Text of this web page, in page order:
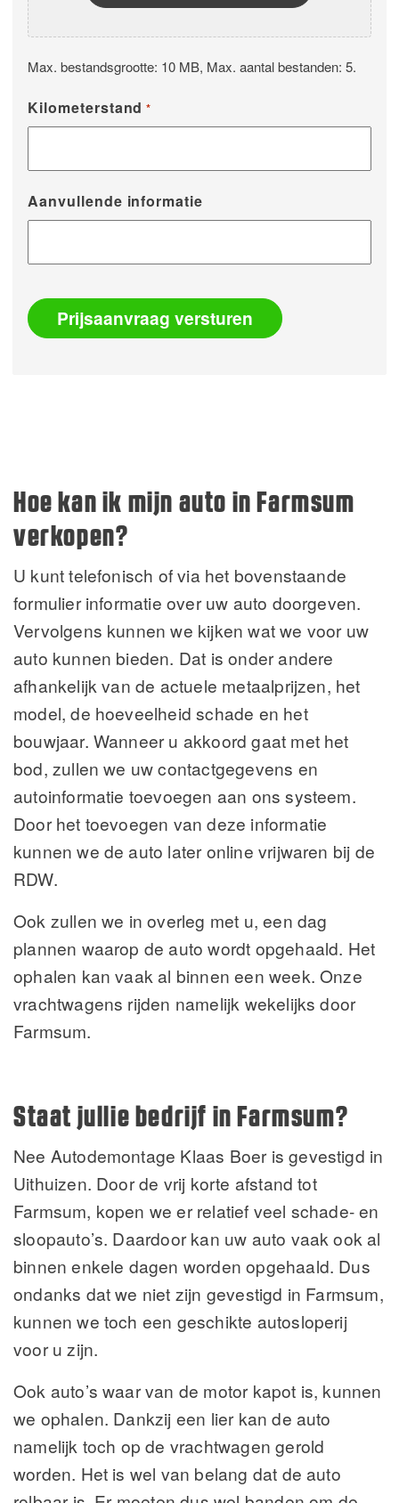
Max. bestandsgrootte: 10 MB, Max. aantal bestanden: 5.
Kilometerstand *
Aanvullende informatie
Prijsaanvraag versturen
Hoe kan ik mijn auto in Farmsum
verkopen?
U kunt telefonisch of via het bovenstaande
formulier informatie over uw auto doorgeven.
Vervolgens kunnen we kijken wat we voor uw
auto kunnen bieden. Dat is onder andere
afhankelijk van de actuele metaalprijzen, het
model, de hoeveelheid schade en het
bouwjaar. Wanneer u akkoord gaat met het
bod, zullen we uw contactgegevens en
autoinformatie toevoegen aan ons systeem.
Door het toevoegen van deze informatie
kunnen we de auto later online vrijwaren bij de
RDW.
Ook zullen we in overleg met u, een dag
plannen waarop de auto wordt opgehaald. Het
ophalen kan vaak al binnen een week. Onze
vrachtwagens rijden namelijk wekelijks door
Farmsum.
Staat jullie bedrijf in Farmsum?
Nee Autodemontage Klaas Boer is gevestigd in
Uithuizen. Door de vrij korte afstand tot
Farmsum, kopen we er relatief veel schade- en
sloopauto’s. Daardoor kan uw auto vaak ook al
binnen enkele dagen worden opgehaald. Dus
ondanks dat we niet zijn gevestigd in Farmsum,
kunnen we toch een geschikte autosloperij
voor u zijn.
Ook auto’s waar van de motor kapot is, kunnen
we ophalen. Dankzij een lier kan de auto
namelijk toch op de vrachtwagen gerold
worden. Het is wel van belang dat de auto